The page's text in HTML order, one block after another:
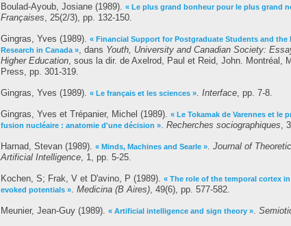
Boulad-Ayoub, Josiane (1989). « Le plus grand bonheur pour le plus grand
Françaises, 25(2/3), pp. 132-150.
Gingras, Yves (1989). « Financial Support for Postgraduate Students and
Research in Canada », dans Youth, University and Canadian Society:
Higher Education, sous la dir. de Axelrod, Paul et Reid, John. Montréal,
Press, pp. 301-319.
Gingras, Yves (1989). « Le français et les sciences ». Interface, pp. 7-8.
Gingras, Yves et Trépanier, Michel (1989). « Le Tokamak de Varennes et le
fusion nucléaire : anatomie d'une décision ». Recherches sociographiques,
Harnad, Stevan (1989). « Minds, Machines and Searle ». Journal of
Artificial Intelligence, 1, pp. 5-25.
Kochen, S; Frak, V et D'avino, P (1989). « The role of the temporal cortex
evoked potentials ». Medicina (B Aires), 49(6), pp. 577-582.
Meunier, Jean-Guy (1989). « Artificial intelligence and sign theory ».